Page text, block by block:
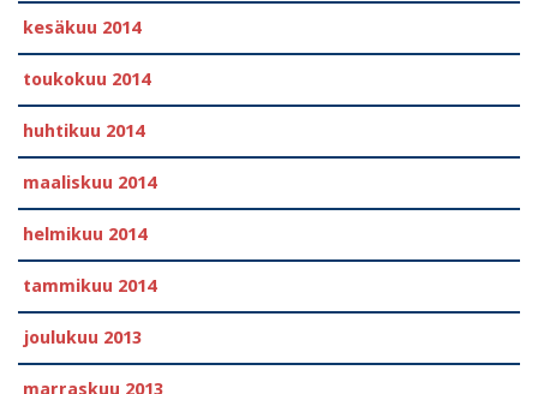
kesäkuu 2014
toukokuu 2014
huhtikuu 2014
maaliskuu 2014
helmikuu 2014
tammikuu 2014
joulukuu 2013
marraskuu 2013